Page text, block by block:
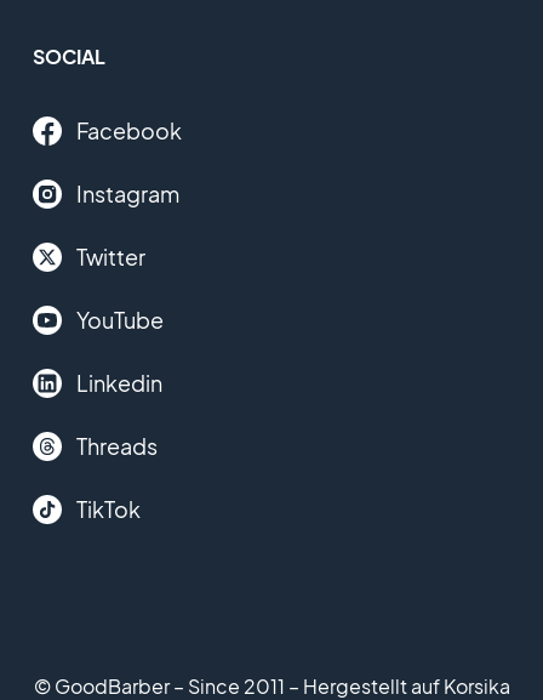
SOCIAL
Facebook
Instagram
Twitter
YouTube
Linkedin
Threads
TikTok
© GoodBarber – Since 2011 – Hergestellt auf Korsika